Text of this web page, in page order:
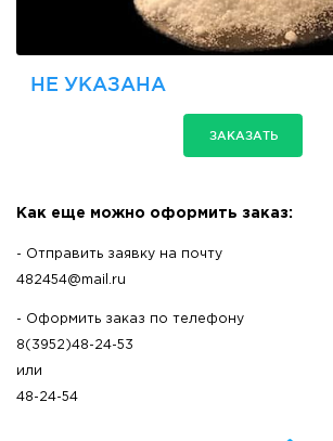
НЕ УКАЗАНА
ЗАКАЗАТЬ
Как еще можно оформить заказ:
- Отправить заявку на почту
482454@mail.ru
- Оформить заказ по телефону
8(3952)48-24-53
или
48-24-54